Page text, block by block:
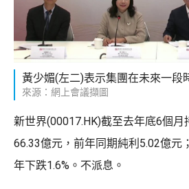
黃少媚(左二)表示集團在未來一段
來源：網上會議擷圖
新世界(00017.HK)截至去年底6個月
66.33億元，前年同期純利5.02億元
年下跌1.6%。不派息。